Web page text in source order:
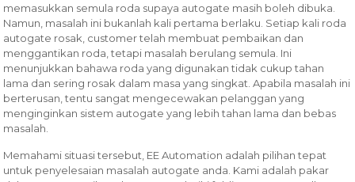
memasukkan semula roda supaya autogate masih boleh dibuka.
Namun, masalah ini bukanlah kali pertama berlaku. Setiap kali roda
autogate rosak, customer telah membuat pembaikan dan
menggantikan roda, tetapi masalah berulang semula. Ini
menunjukkan bahawa roda yang digunakan tidak cukup tahan
lama dan sering rosak dalam masa yang singkat. Apabila masalah ini
berterusan, tentu sangat mengecewakan pelanggan yang
menginginkan sistem autogate yang lebih tahan lama dan bebas
masalah.
Memahami situasi tersebut, EE Automation adalah pilihan tepat
untuk penyelesaian masalah autogate anda. Kami adalah pakar